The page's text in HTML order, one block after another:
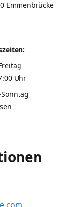
Emmenbrücke
Uhr